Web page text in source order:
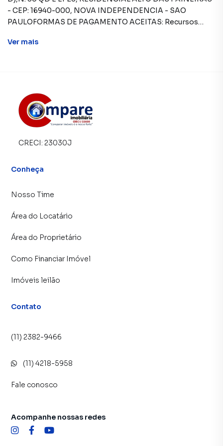
Ver mais
CRECI: 23030J
Conheça
Nosso Time
Área do Locatário
Área do Proprietário
Como Financiar Imóvel
Imóveis leilão
Contato
(11) 2382-9466
(11) 4218-5958
Fale conosco
Acompanhe nossas redes